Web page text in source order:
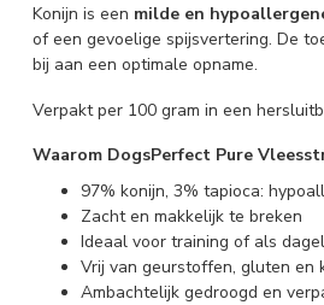
Konijn is een milde en
of een gevoelige spijsvertering. De
bij aan een optimale opname.
Verpakt per 100 gram in een
Waarom DogsPerfect Pure
97% konijn, 3% tapioca:
Zacht en makkelijk te breken
Ideaal voor training of als
Vrij van geurstoffen, gluten en
Ambachtelijk gedroogd en